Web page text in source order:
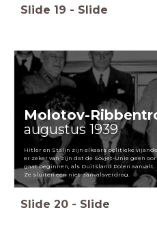
Slide 19 - Slide
Molotov-
augustus 1939
Hitler en Stalin zijn elkaars politieke
er zeker van zijn dat de Sovjet-Unie geen
gaat beginnen, als Duitsland Polen aanvalt.
Ze sluiten een niet-aanvalsverdrag.
Slide 20 - Slide